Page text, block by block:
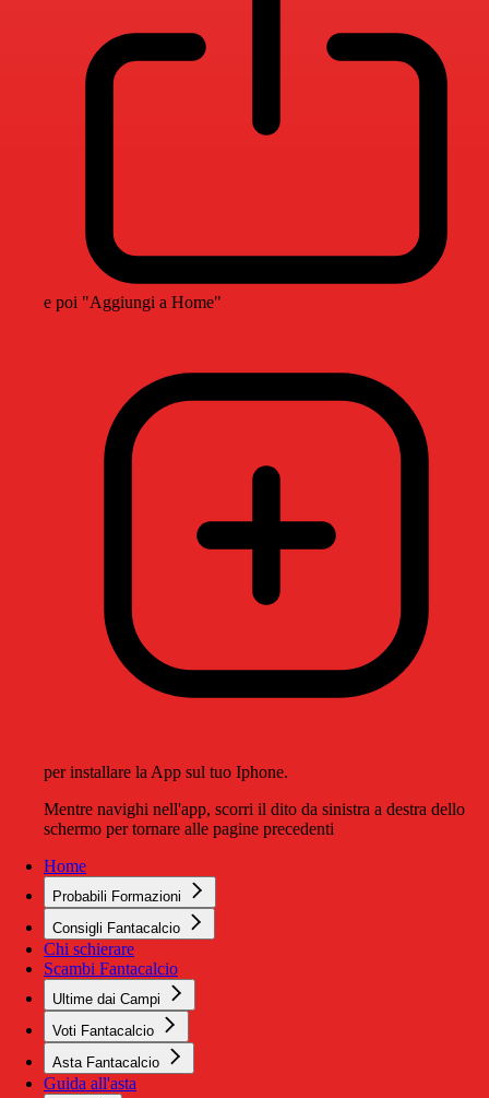
e poi "Aggiungi a Home"
per installare la App sul tuo Iphone.
Mentre navighi nell'app, scorri il dito da sinistra a destra dello
schermo per tornare alle pagine precedenti
Home
Probabili Formazioni
Consigli Fantacalcio
Chi schierare
Scambi Fantacalcio
Ultime dai Campi
Voti Fantacalcio
Asta Fantacalcio
Guida all'asta